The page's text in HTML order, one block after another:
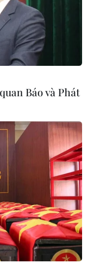
lá cờ rủ còn len lỏi
cờ rủ tại một con ngõ
Minh Hiếu/Vietnam+)
Báo và Phát